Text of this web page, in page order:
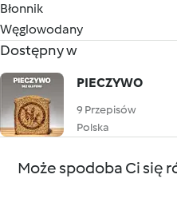
Błonnik
Węglowodany
Dostępny w
PIECZYWO
9 Przepisów
Polska
Może spodoba Ci się